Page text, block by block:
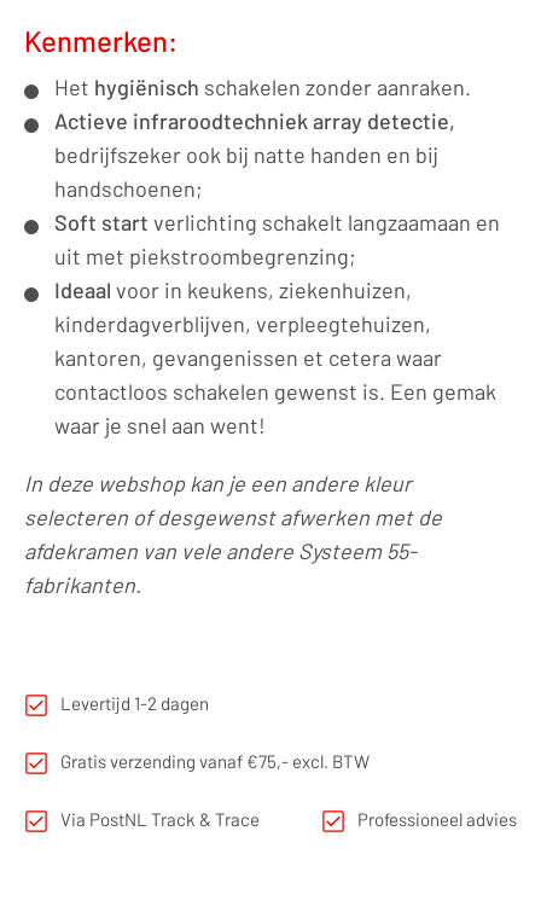
Kenmerken:
Het hygiënisch schakelen zonder aanraken.
Actieve infraroodtechniek array detectie,
bedrijfszeker ook bij natte handen en bij
handschoenen;
Soft start verlichting schakelt langzaamaan en
uit met piekstroombegrenzing;
Ideaal voor in keukens, ziekenhuizen,
kinderdagverblijven, verpleegtehuizen,
kantoren, gevangenissen et cetera waar
contactloos schakelen gewenst is. Een gemak
waar je snel aan went!
In deze webshop kan je een andere kleur
selecteren of desgewenst afwerken met de
afdekramen van vele andere Systeem 55-
fabrikanten.
Levertijd 1-2 dagen
Gratis verzending vanaf €75,- excl. BTW
Via PostNL Track & Trace Professioneel advies